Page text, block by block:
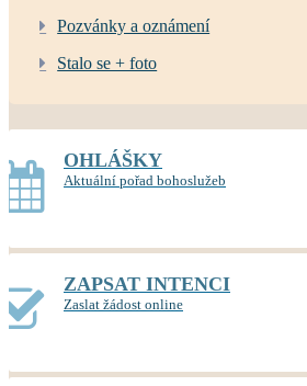
Pozvánky a oznámení
Stalo se + foto
OHLÁŠKY
Aktuální pořad bohoslužeb
ZAPSAT INTENCI
Zaslat žádost online